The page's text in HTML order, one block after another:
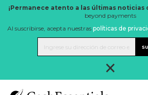
¡Permanece atento a las últimas noticias
beyond payments
Al suscribirse, acepta nuestras políticas de
×